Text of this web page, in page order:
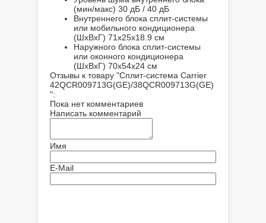
(мин/макс) 30 дБ / 40 дБ
Внутреннего блока сплит-системы
или мобильного кондиционера
(ШxВxГ) 71x25x18.9 см
Наружного блока сплит-системы
или оконного кондиционера
(ШxВxГ) 70x54x24 см
Отзывы к товару "Сплит-система Carrier
42QCR009713G(GE)/38QCR009713G(GE)
":
Пока нет комментариев
Написать комментарий
Имя
E-Mail